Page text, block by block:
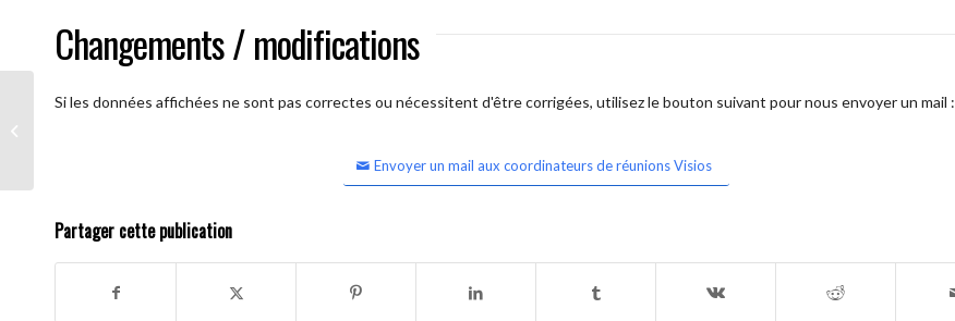
Changements / modifications
Si les données affichées ne sont pas correctes ou nécessitent d'être corrigées, utilisez le bouton suivant pour nous envoyer un mail :
Envoyer un mail aux coordinateurs de réunions Visios
Partager cette publication